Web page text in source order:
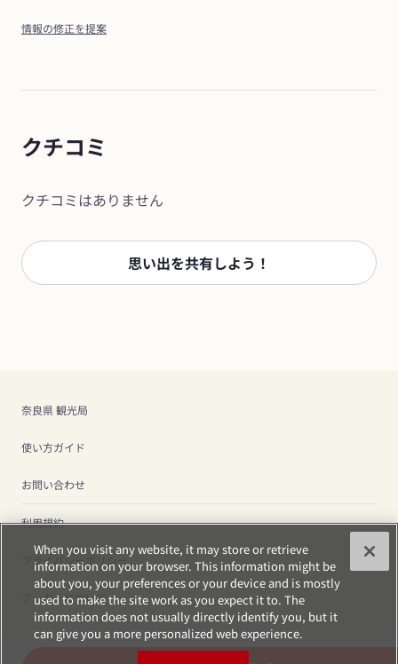
情報の修正を提案
クチコミ
クチコミはありません
思い出を共有しよう！
奈良県 観光局
使い方ガイド
お問い合わせ
利用規約
プライバシーポリシー
クッキーについて
When you visit any website, it may store or retrieve
information on your browser. This information might be
about you, your preferences or your device and is mostly
used to make the site work as you expect it to. The
information does not usually directly identify you, but it
can give you a more personalized web experience.